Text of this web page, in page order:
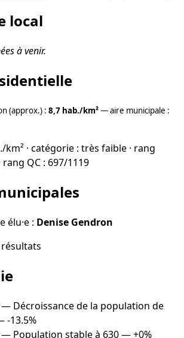
local
à venir.
(approx.) : 8,7 hab./km²— aire municipale :
· catégorie : très faible · rang
rang QC : 697/1119
élu·e : Denise Gendron
— Décroissance de la population de
-13.5%
— Population stable à 630 — +0%